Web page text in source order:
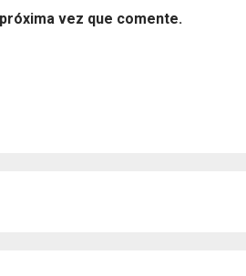
vez que comente.